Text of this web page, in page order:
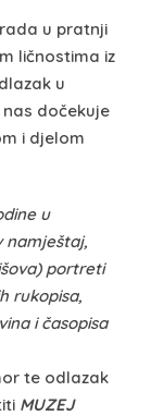
u pratnji
ličnostima iz
u
dočekuje
i djelom
u
namještaj,
portreti
rukopisa,
i časopisa
te odlazak
MUZEJ